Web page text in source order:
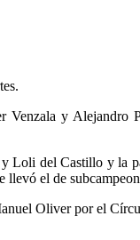
Venzala y Alejandro
Loli del Castillo y la
llevó el de
Oliver por el